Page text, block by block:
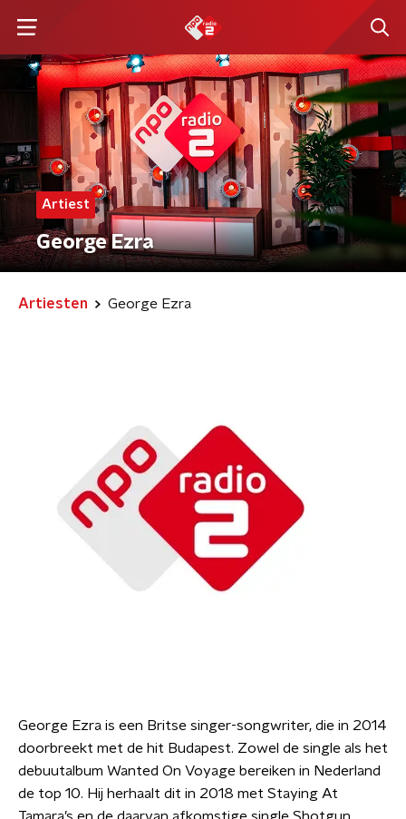
Artiest
George Ezra
Artiesten George Ezra
George Ezra is een Britse singer-songwriter, die in 2014
doorbreekt met de hit Budapest. Zowel de single als het
debuutalbum Wanted On Voyage bereiken in Nederland
de top 10. Hij herhaalt dit in 2018 met Staying At